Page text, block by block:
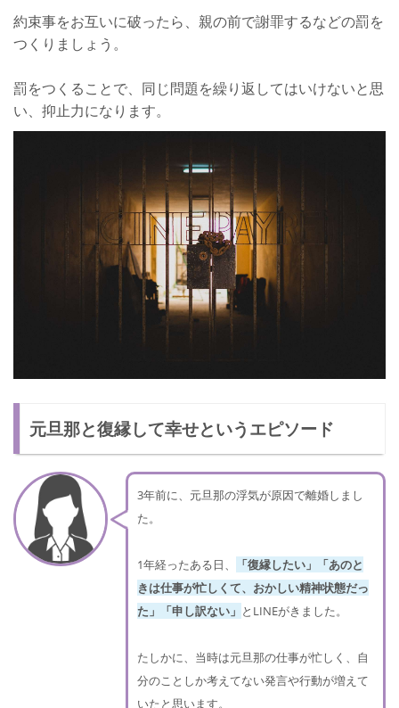
約束事をお互いに破ったら、親の前で謝罪するなどの罰を
つくりましょう。
罰をつくることで、同じ問題を繰り返してはいけないと思
い、抑止力になります。
元旦那と復縁して幸せというエピソード
3年前に、元旦那の浮気が原因で離婚しまし
た。
1年経ったある日、
「復縁したい」「あのと
きは仕事が忙しくて、おかしい精神状態だっ
た」「申し訳ない」 とLINEがきました。
たしかに、当時は元旦那の仕事が忙しく、自
分のことしか考えてない発言や行動が増えて
いたと思います。